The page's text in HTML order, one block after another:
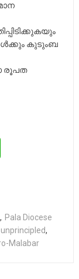
കുടുംബ
രൂപത
, Pala Diocese
,
Malabar